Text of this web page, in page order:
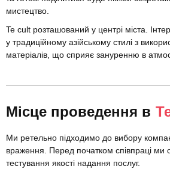
мистецтво.
Te cult розташований у центрі міста.
у традиційному азійському стилі з
матеріалів, що сприяє зануренню в
Місце проведення в
Ми ретельно підходимо до вибору
враження. Перед початком співпраці ми
тестування якості надання послуг.